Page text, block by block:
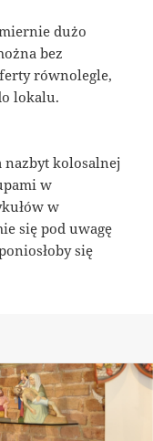
dużo
bez
równolegle,
lokalu.
kolosalnej
w
w
się pod uwagę
się